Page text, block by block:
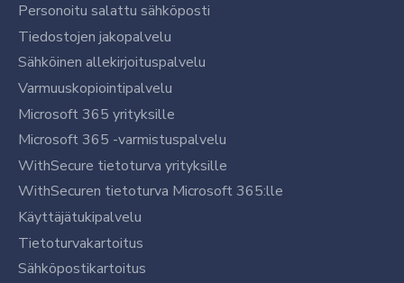
Personoitu salattu sähköposti
Tiedostojen jakopalvelu
Sähköinen allekirjoituspalvelu
Varmuuskopiointipalvelu
Microsoft 365 yrityksille
Microsoft 365 -varmistuspalvelu
WithSecure tietoturva yrityksille
WithSecuren tietoturva Microsoft 365:lle
Käyttäjätukipalvelu
Tietoturvakartoitus
Sähköpostikartoitus